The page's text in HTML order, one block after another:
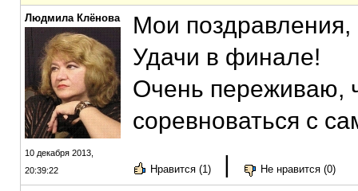
Людмила Клёнова
10 декабря 2013,
20:39:22
Мои
Удачи в финале!
Очень переживаю,
соревноваться с
Нравится (1) Не нравится (0)